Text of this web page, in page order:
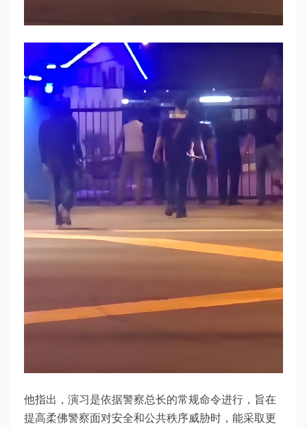
他指出，演习是依据警察总长的常规命令进行，旨在
提高柔佛警察面对安全和公共秩序威胁时，能采取更